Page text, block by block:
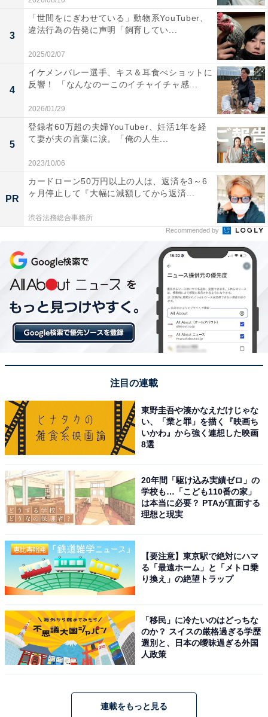
3
「世間をにぎわせている」動物系YouTuber、
違法行為の告発に声明「飼育してい...
2025/02/07
4
イケメンバレー選手、キス＆耳食べショットに
反響！ 「なんなのーこのイチャイチャ感...
2026/01/29
5
登録者60万超の夫婦YouTuber、妊活1年を経
て妻が夫の言葉に涙。「俺の人生...
2023/10/06
PR
カードローン50万円以上の人は、返済を3～6
ヶ月停止して『大幅に減額してから返済...
渋谷法務総合事務所
Recommended by
注目の連載
東野圭吾や湊かなえだけじゃな
い、「業と罪」を描く『映画ち
いかわ』から強く連想した映画
8選
20年間「駆け込み実績ゼロ」の
学校も…「こども110番の家」
は本当に必要？ PTAが直面する
理想と現実
【要注意】東京駅で絶対にハマ
る「最遠ホーム」と「メトロ乗
り換え」の絶望トラップ
「移民」に冷たいのはどっちな
のか？ スイスの厳格過ぎる学歴
選別と、日本の曖昧過ぎる外国
人政策
連載をもっと見る